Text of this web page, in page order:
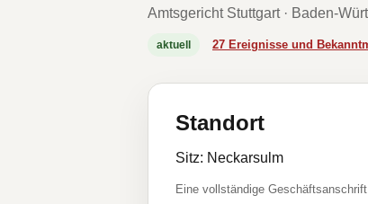
Amtsgericht Stuttgart · Baden-
aktuell 27 Ereignisse und
Standort
Sitz: Neckarsulm
Eine vollständige